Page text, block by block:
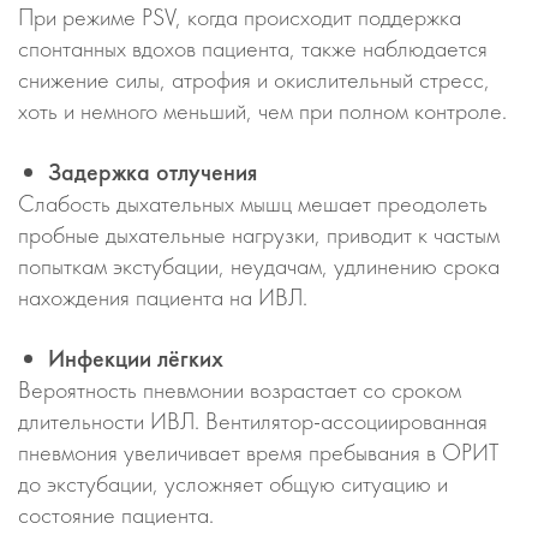
При режиме PSV, когда происходит поддержка
спонтанных вдохов пациента, также наблюдается
снижение силы, атрофия и окислительный стресс,
хоть и немного меньший, чем при полном контроле.
Задержка отлучения
Слабость дыхательных мышц мешает преодолеть
пробные дыхательные нагрузки, приводит к частым
попыткам экстубации, неудачам, удлинению срока
нахождения пациента на ИВЛ.
Инфекции лёгких
Вероятность пневмонии возрастает со сроком
длительности ИВЛ. Вентилятор-ассоциированная
пневмония увеличивает время пребывания в ОРИТ
до экстубации, усложняет общую ситуацию и
состояние пациента.